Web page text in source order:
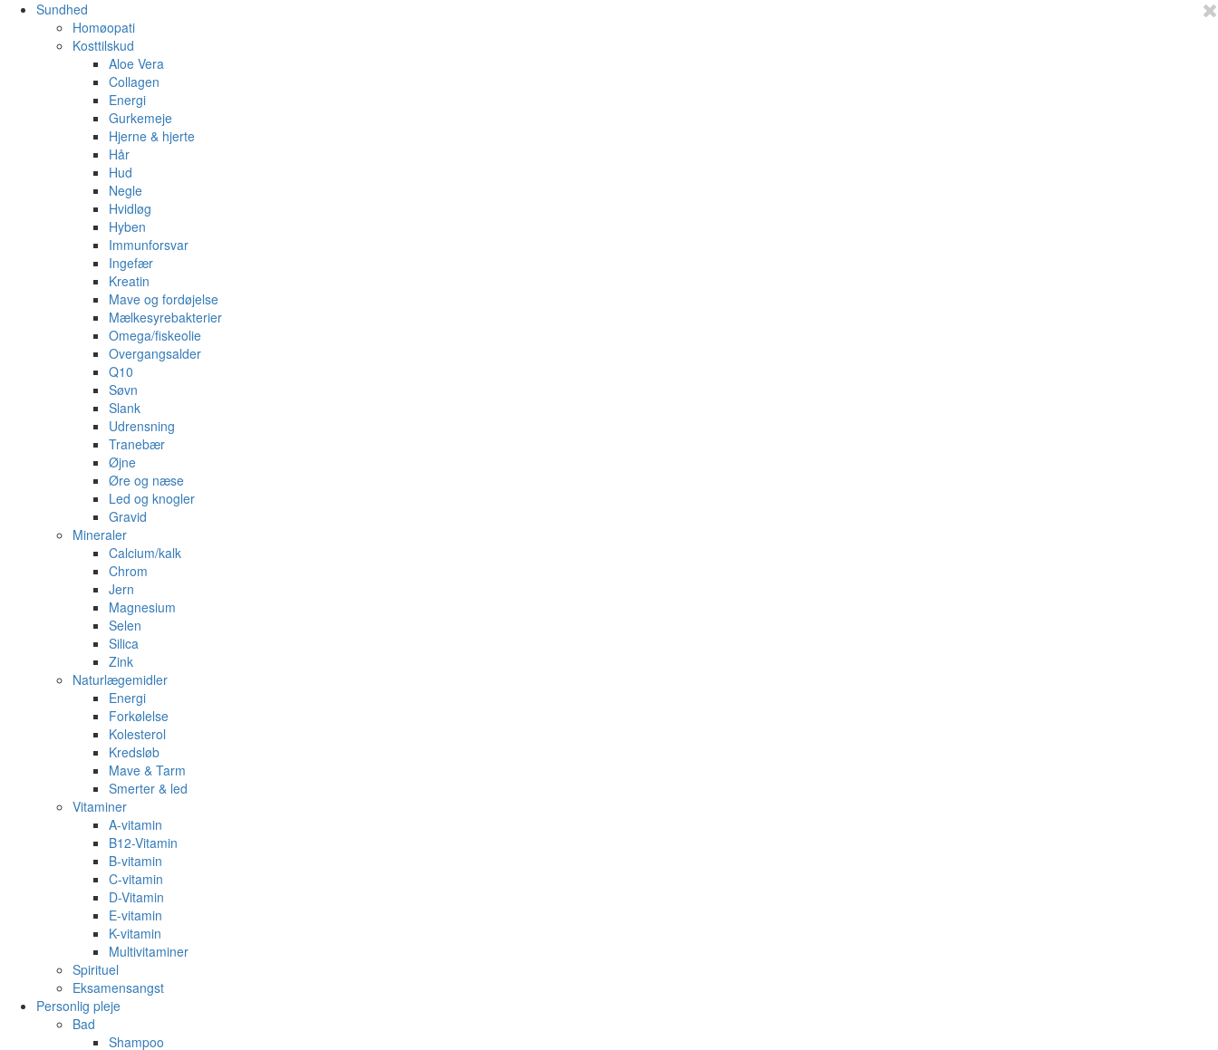
Sundhed
Homøopati
Kosttilskud
Aloe Vera
Collagen
Energi
Gurkemeje
Hjerne & hjerte
Hår
Hud
Negle
Hvidløg
Hyben
Immunforsvar
Ingefær
Kreatin
Mave og fordøjelse
Mælkesyrebakterier
Omega/fiskeolie
Overgangsalder
Q10
Søvn
Slank
Udrensning
Tranebær
Øjne
Øre og næse
Led og knogler
Gravid
Mineraler
Calcium/kalk
Chrom
Jern
Magnesium
Selen
Silica
Zink
Naturlægemidler
Energi
Forkølelse
Kolesterol
Kredsløb
Mave & Tarm
Smerter & led
Vitaminer
A-vitamin
B12-Vitamin
B-vitamin
C-vitamin
D-Vitamin
E-vitamin
K-vitamin
Multivitaminer
Spirituel
Eksamensangst
Personlig pleje
Bad
Shampoo